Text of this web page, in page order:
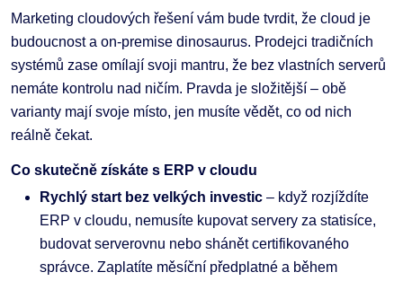
Marketing cloudových řešení vám bude tvrdit, že cloud je
budoucnost a on-premise dinosaurus. Prodejci tradičních
systémů zase omílají svoji mantru, že bez vlastních serverů
nemáte kontrolu nad ničím. Pravda je složitější – obě
varianty mají svoje místo, jen musíte vědět, co od nich
reálně čekat.
Co skutečně získáte s ERP v cloudu
Rychlý start bez velkých investic – když rozjíždíte
ERP v cloudu, nemusíte kupovat servery za statisíce,
budovat serverovnu nebo shánět certifikovaného
správce. Zaplatíte měsíční předplatné a během